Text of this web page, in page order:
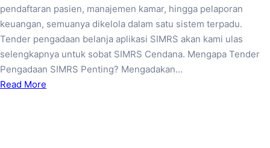
pendaftaran pasien, manajemen kamar, hingga pelaporan
keuangan, semuanya dikelola dalam satu sistem terpadu.
Tender pengadaan belanja aplikasi SIMRS akan kami ulas
selengkapnya untuk sobat SIMRS Cendana. Mengapa Tender
Pengadaan SIMRS Penting? Mengadakan…
Read More